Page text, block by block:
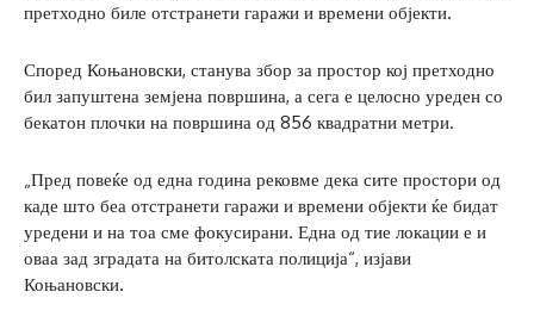
претходно биле отстранети гаражи и времени објекти.
Според Коњановски, станува збор за простор кој претходно
бил запуштена земјена површина, а сега е целосно уреден со
бекатон плочки на површина од 856 квадратни метри.
„Пред повеќе од една година рековме дека сите простори од
каде што беа отстранети гаражи и времени објекти ќе бидат
уредени и на тоа сме фокусирани. Една од тие локации е и
оваа зад зградата на битолската полиција“, изјави
Коњановски.